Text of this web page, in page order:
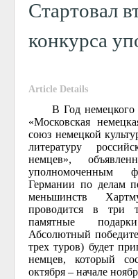
Стартовал
конкурса
Article Details
В Год немецкого
«Московская
союз немецкой
литературу
немцев»,
уполномоченным
Германии по делам
меньшинств
проводится в три
памятные
Абсолютный
трех туров) будет
немцев, который
октября – начале